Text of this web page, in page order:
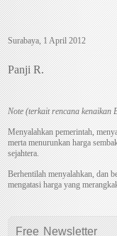
Surabaya, 1 April 2012
Panji R.
Note (terkait rencana kenaikan
Menyalahkan pemerintah,
merta menurunkan harga
sejahtera.
Berhentilah menyalahkan, dan
mengatasi harga yang
FreeNewsletter